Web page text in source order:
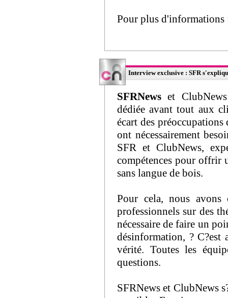
Pour plus
Interview exclusive : SFR
SFRNews et
dédiée avant tout aux
écart des
ont nécessairement
SFR et ClubNews,
compétences pour offrir
sans langue de bois.
Pour cela, nous avons
professionnels sur des
nécessaire de faire un
désinformation, ? C?est
vérité. Toutes les
questions.
SFRNews et ClubNews